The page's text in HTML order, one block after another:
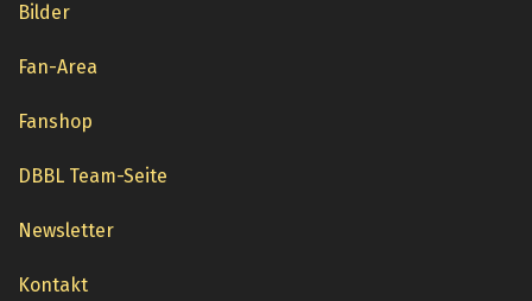
Bilder
Fan-Area
Fanshop
DBBL Team-Seite
Newsletter
Kontakt